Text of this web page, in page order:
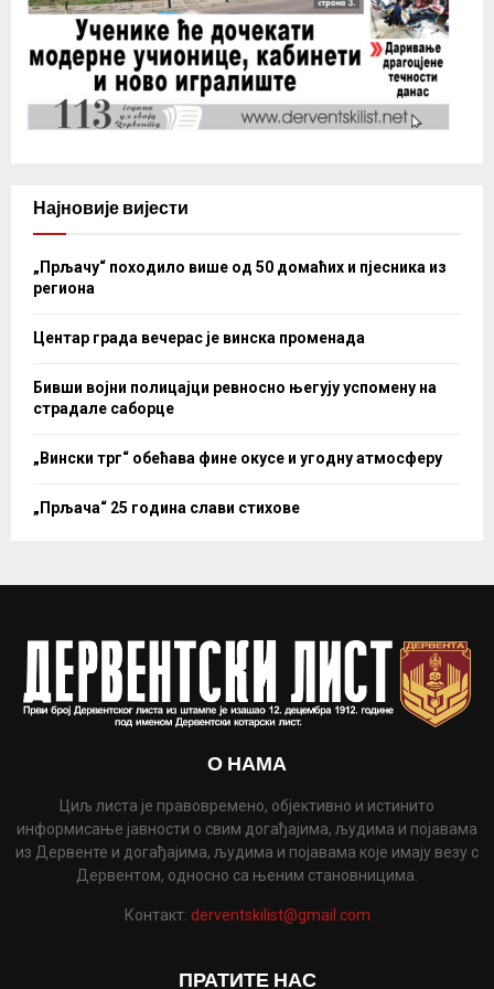
Најновије вијести
„Прљачу“ походило више од 50 домаћих и пјесника из
региона
Центар града вечерас је винска променада
Бивши војни полицајци ревносно његују успомену на
страдале саборце
„Вински трг“ обећава фине окусе и угодну атмосферу
„Прљача“ 25 година слави стихове
О НАМА
Циљ листа је правовремено, објективно и истинито
информисање јавности о свим догађајима, људима и појавама
из Дервенте и догађајима, људима и појавама које имају везу с
Дервентом, односно са њеним становницима.
Контакт: derventskilist@gmail.com
ПРАТИТЕ НАС